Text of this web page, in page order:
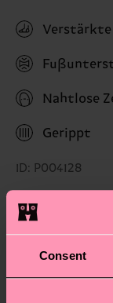
Consent
Verstärkte
Nahtlose
Gerippt
ID: P004128
Materials
86% Cotton,
Nachhaltigkeit
Versand &